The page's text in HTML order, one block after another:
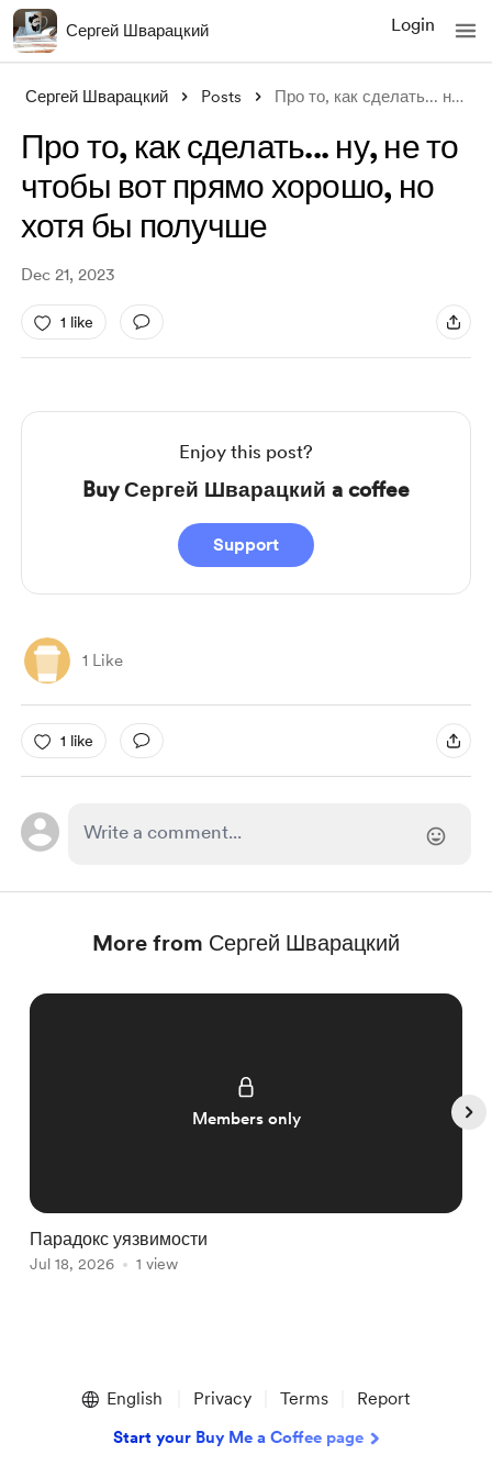
Сергей Шварацкий Login
Сергей Шварацкий Posts Про то, как сделать... ну, не то чтобы в
Про то, как сделать... ну, не то
чтобы вот прямо хорошо, но
хотя бы получше
Dec 21, 2023
1 like
Enjoy this post?
Buy Сергей Шварацкий a coffee
Support
1 Like
1 like
More from Сергей Шварацкий
Members only
Парадокс уязвимости
Jul 18, 2026 1 view
English Privacy Terms Report
Start your Buy Me a Coffee page